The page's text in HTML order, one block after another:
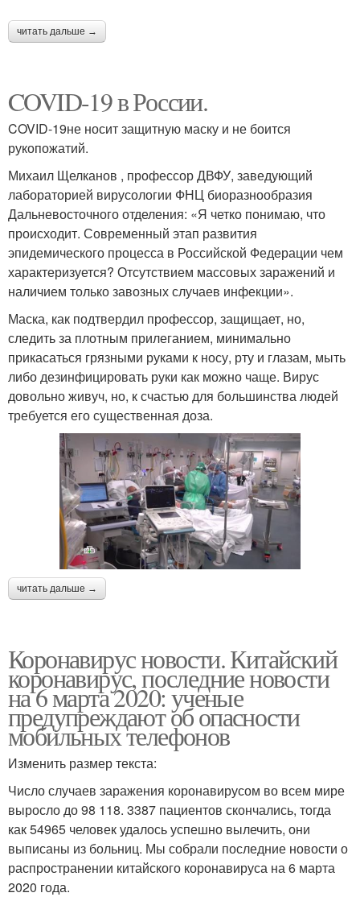
читать дальше →
COVID-19 в России.
COVID-19не носит защитную маску и не боится
рукопожатий.
Михаил Щелканов , профессор ДВФУ, заведующий
лабораторией вирусологии ФНЦ биоразнообразия
Дальневосточного отделения: «Я четко понимаю, что
происходит. Современный этап развития
эпидемического процесса в Российской Федерации чем
характеризуется? Отсутствием массовых заражений и
наличием только завозных случаев инфекции».
Маска, как подтвердил профессор, защищает, но,
следить за плотным прилеганием, минимально
прикасаться грязными руками к носу, рту и глазам, мыть
либо дезинфицировать руки как можно чаще. Вирус
довольно живуч, но, к счастью для большинства людей
требуется его существенная доза.
читать дальше →
Коронавирус новости. Китайский
коронавирус, последние новости
на 6 марта 2020: ученые
предупреждают об опасности
мобильных телефонов
Изменить размер текста:
Число случаев заражения коронавирусом во всем мире
выросло до 98 118. 3387 пациентов скончались, тогда
как 54965 человек удалось успешно вылечить, они
выписаны из больниц. Мы собрали последние новости о
распространении китайского коронавируса на 6 марта
2020 года.